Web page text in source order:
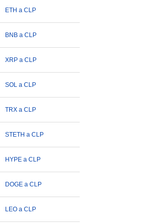
ETH a CLP
BNB a CLP
XRP a CLP
SOL a CLP
TRX a CLP
STETH a CLP
HYPE a CLP
DOGE a CLP
LEO a CLP